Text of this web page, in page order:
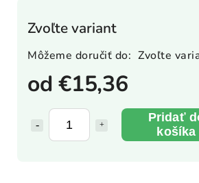
od€15,36
Pridať
košíka
Zvoľte variant
Môžeme doručiť do: Zvoľte